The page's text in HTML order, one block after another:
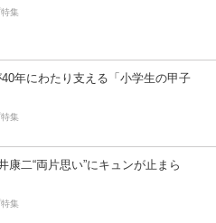
集
年にわたり支える「小学生の甲子
集
康二“両片思い”にキュンが止まら
集